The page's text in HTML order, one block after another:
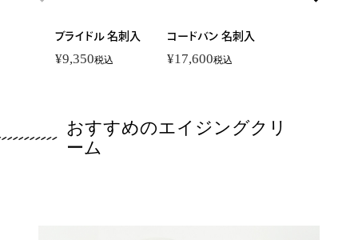
ブライドル 名刺入
¥9,350税込
コードバン 名刺入
¥17,600税込
おすすめのエイジングクリ
ーム